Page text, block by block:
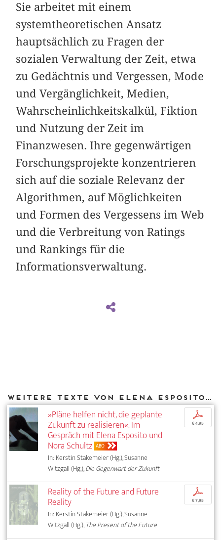
Sie arbeitet mit einem
systemtheoretischen Ansatz
hauptsächlich zu Fragen der
sozialen Verwaltung der Zeit, etwa
zu Gedächtnis und Vergessen, Mode
und Vergänglichkeit, Medien,
Wahrscheinlichkeitskalkül, Fiktion
und Nutzung der Zeit im
Finanzwesen. Ihre gegenwärtigen
Forschungsprojekte konzentrieren
sich auf die soziale Relevanz der
Algorithmen, auf Möglichkeiten
und Formen des Vergessens im Web
und die Verbreitung von Ratings
und Rankings für die
Informationsverwaltung.
Weitere Texte von Elena Esposito bei DIAPHANES
»Pläne helfen nicht, die geplante
Zukunft zu realisieren«. Im
Gespräch mit Elena Esposito und
Nora Schultz ABO
In: Kerstin Stakemeier (Hg.), Susanne
Witzgall (Hg.),Die Gegenwart der Zukunft
p
€ 4,95
Reality of the Future and Future
Reality
In: Kerstin Stakemeier (Hg.), Susanne
Witzgall (Hg.),The Present of the Future
p
€ 7,95